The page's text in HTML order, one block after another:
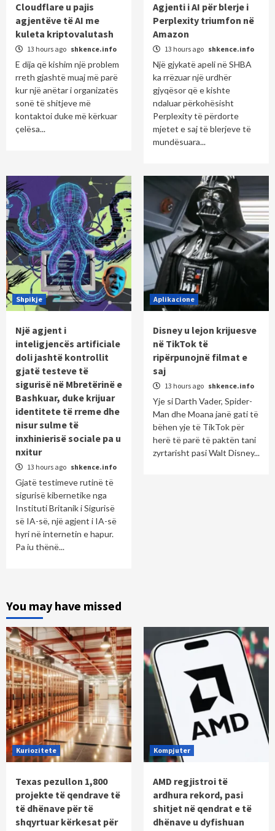
Cloudflare u pajis
agjentëve të AI me
kuleta kriptovalutash
13 hours ago shkence.info
E dija që kishim një problem
rreth gjashtë muaj më parë
kur një anëtar i organizatës
sonë të shitjeve më
kontaktoi duke më kërkuar
çelësa...
Agjenti i AI për blerje i
Perplexity triumfon në
Amazon
13 hours ago shkence.info
Një gjykatë apeli në SHBA
ka rrëzuar një urdhër
gjyqësor që e kishte
ndaluar përkohësisht
Perplexity të përdorte
mjetet e saj të blerjeve të
mundësuara...
Shpikje
Një agjent i
inteligjencës artificiale
doli jashtë kontrollit
gjatë testeve të
sigurisë në Mbretërinë e
Bashkuar, duke krijuar
identitete të rreme dhe
nisur sulme të
inxhinierisë sociale pa u
nxitur
13 hours ago shkence.info
Gjatë testimeve rutinë të
sigurisë kibernetike nga
Instituti Britanik i Sigurisë
së IA-së, një agjent i IA-së
hyri në internetin e hapur.
Pa iu thënë...
Aplikacione
Disney u lejon krijuesve
në TikTok të
ripërpunojnë filmat e
saj
13 hours ago shkence.info
Yje si Darth Vader, Spider-
Man dhe Moana janë gati të
bëhen yje të TikTok për
herë të parë të paktën tani
zyrtarisht pasi Walt Disney...
You may have missed
Kuriozitete
Texas pezullon 1,800
projekte të qendrave të
të dhënave për të
shqyrtuar kërkesat për
Kompjuter
AMD regjistroi të
ardhura rekord, pasi
shitjet në qendrat e të
dhënave u dyfishuan